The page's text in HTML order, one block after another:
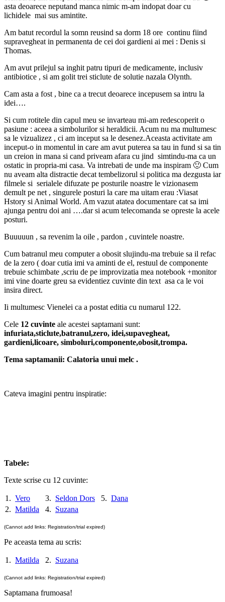
asta deoarece neputand manca nimic m-am indopat doar cu
lichidele mai sus amintite.
Am batut recordul la somn reusind sa dorm 18 ore continu fiind
supravegheat in permanenta de cei doi gardieni ai mei : Denis si
Thomas.
Am avut prilejul sa inghit patru tipuri de medicamente, inclusiv
antibiotice , si am golit trei sticlute de solutie nazala Olynth.
Cam asta a fost , bine ca a trecut deoarece incepusem sa intru la
idei….
Si cum rotitele din capul meu se invarteau mi-am redescoperit o
pasiune : aceea a simbolurilor si heraldicii. Acum nu ma multumesc
sa le vizualizez , ci am inceput sa le desenez.Aceasta activitate am
inceput-o in momentul in care am avut puterea sa tau in fund si sa tin
un creion in mana si cand priveam afara cu jind simtindu-ma ca un
ostatic in propria-mi casa. Va intrebati de unde ma inspiram 🙂 Cum
nu aveam alta distractie decat tembelizorul si politica ma dezgusta iar
filmele si serialele difuzate pe posturile noastre le vizionasem
demult pe net , singurele posturi la care ma uitam erau :Viasat
Hstory si Animal World. Am vazut atatea documentare cat sa imi
ajunga pentru doi ani ….dar si acum telecomanda se opreste la acele
posturi.
Buuuuun , sa revenim la oile , pardon , cuvintele noastre.
Cum batranul meu computer a obosit slujindu-ma trebuie sa il refac
de la zero ( doar cutia imi va aminti de el, restuul de componente
trebuie schimbate ,scriu de pe improvizatia mea notebook +monitor
imi vine doarte greu sa evidentiez cuvinte din text asa ca le voi
insira direct.
Ii multumesc Vienelei ca a postat editia cu numarul 122.
Cele 12 cuvinte ale acestei saptamani sunt:
infuriata,sticlute,batranul,zero, idei,supavegheat,
gardieni,licoare, simboluri,componente,obosit,trompa.
Tema saptamanii: Calatoria unui melc .
Cateva imagini pentru inspiratie:
Tabele:
Texte scrise cu 12 cuvinte:
1. Vero 3. Seldon Dors 5. Dana
2. Matilda 4. Suzana
(Cannot add links: Registration/trial expired)
Pe aceasta tema au scris:
1. Matilda 2. Suzana
(Cannot add links: Registration/trial expired)
Saptamana frumoasa!